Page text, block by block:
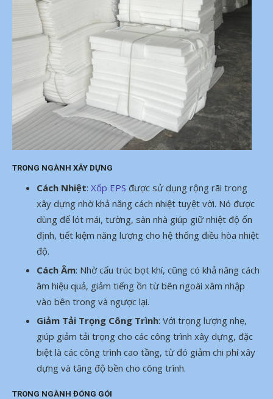
TRONG NGÀNH XÂY DỰNG
Cách Nhiệt: Xốp EPS được sử dụng rộng rãi trong
xây dựng nhờ khả năng cách nhiệt tuyệt vời. Nó được
dùng để lót mái, tường, sàn nhà giúp giữ nhiệt độ ổn
định, tiết kiệm năng lượng cho hệ thống điều hòa nhiệt
độ.
Cách Âm: Nhờ cấu trúc bọt khí, cũng có khả năng cách
âm hiệu quả, giảm tiếng ồn từ bên ngoài xâm nhập
vào bên trong và ngược lại.
Giảm Tải Trọng Công Trình: Với trọng lượng nhẹ,
giúp giảm tải trọng cho các công trình xây dựng, đặc
biệt là các công trình cao tầng, từ đó giảm chi phí xây
dựng và tăng độ bền cho công trình.
TRONG NGÀNH ĐÓNG GÓI